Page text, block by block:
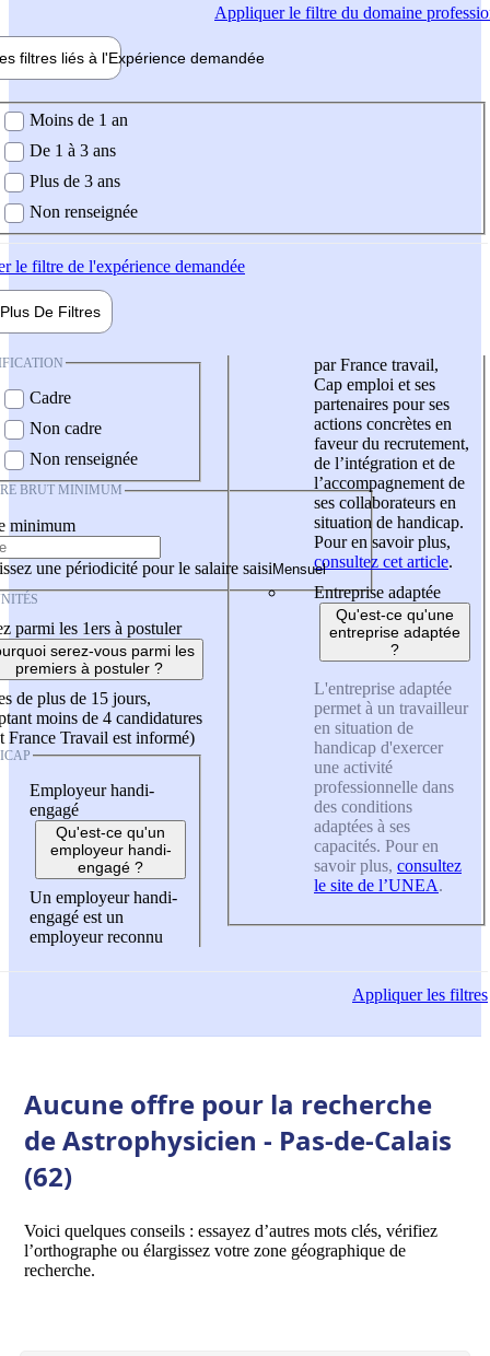
Appliquerle filtre du domaine
filtres liés à l'Expérience demandée
demandée
Moins de 1 an
De 1 à 3 ans
Plus de 3 ans
Non renseignée
le filtre de l'expérience demandée
Plus De Filtres
Cadre
Non cadre
Non renseignée
BRUT MINIMUM
minimum
une périodicité pour le salaire saisi
parmi les 1ers à postuler
serez-vous parmi les
premiers à postuler ?
de plus de 15 jours,
moins de 4 candidatures
France Travail est informé)
Employeur handi-
engagé
Qu'est-ce qu'un
employeur handi-
engagé ?
Un employeur handi-
engagé est un
employeur reconnu
par France travail,
Cap emploi et ses
partenaires pour ses
actions concrètes en
faveur du recrutement,
de l’intégration et de
l’accompagnement de
ses collaborateurs en
situation de handicap.
Pour en savoir plus,
consultez cet article.
Entreprise adaptée
Qu'est-ce qu'une
entreprise adaptée
?
L'entreprise adaptée
permet à un travailleur
en situation de
handicap d'exercer
une activité
professionnelle dans
des conditions
adaptées à ses
capacités. Pour en
savoir plus, consultez
le site de l’UNEA.
Appliquerles filtres
Aucune offre pour la recherche
de Astrophysicien - Pas-de-Calais
(62)
Voici quelques conseils : essayez d’autres mots clés, vérifiez
l’orthographe ou élargissez votre zone géographique de
recherche.